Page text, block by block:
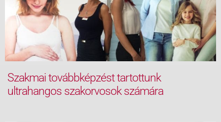
Szakmai továbbképzést tartottunk
ultrahangos szakorvosok számára